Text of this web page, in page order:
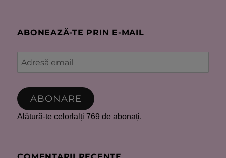
ABONEAZĂ-TE PRIN E-MAIL
Adresă
email
ABONARE
Alătură-te celorlalți 769 de abonați.